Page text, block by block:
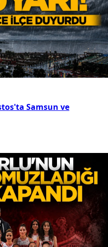
Samsun ve